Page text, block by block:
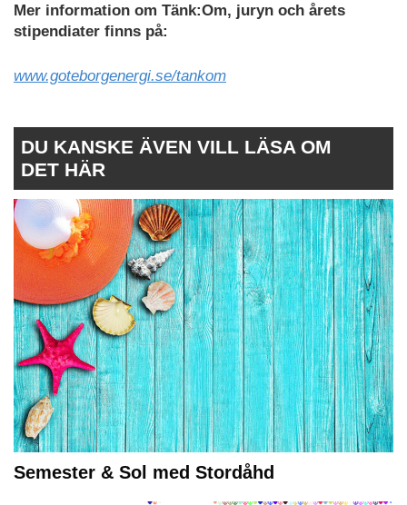
Mer information om Tänk:Om, juryn och årets
stipendiater finns på:
www.goteborgenergi.se/tankom
DU KANSKE ÄVEN VILL LÄSA OM
DET HÄR
Semester & Sol med Stordåhd